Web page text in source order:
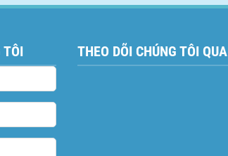
TÔI THEO DÕI CHÚNG TÔI QUA